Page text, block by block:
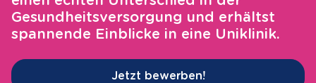
Gesundheitsversorgung und erhältst
spannende Einblicke in eine Uniklinik.
Jetzt bewerben!